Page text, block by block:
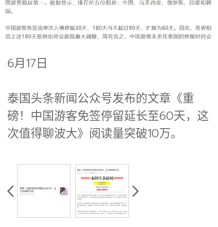
6月17日
泰国头条新闻公众号发布的文章《重
磅！中国游客免签停留延长至60天，这
次值得聊波大》阅读量突破10万。